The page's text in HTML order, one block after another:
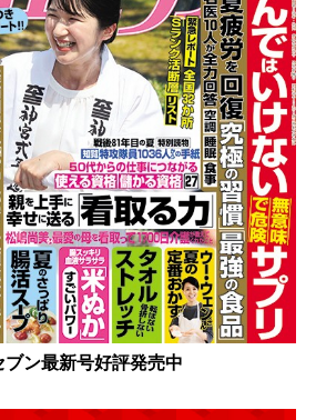
ブン最新号好評発売中